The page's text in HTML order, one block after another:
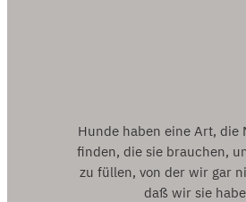
Hunde haben eine Art, die
finden, die sie brauchen,
zu füllen, von der wir gar
daß wir sie